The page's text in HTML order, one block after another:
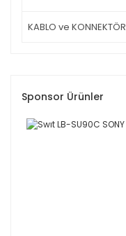
KABLO ve KONNEKTÖR
Sponsor Ürünler